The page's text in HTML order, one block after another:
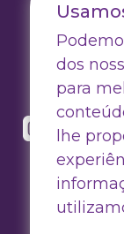
Drive Outlet
Drivedos
para
lhe